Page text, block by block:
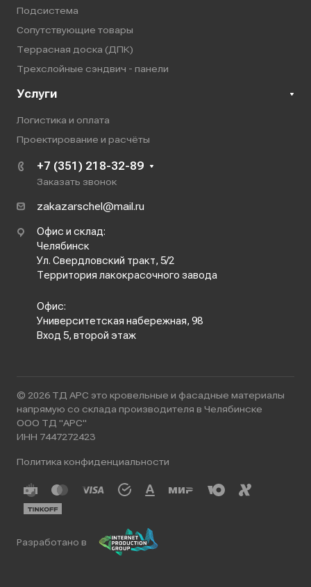
Подсистема
Сопутствующие товары
Террасная доска (ДПК)
Трехслойные сэндвич - панели
Услуги
Логистика и оплата
Проектирование и расчёты
+7 (351) 218-32-89
Заказать звонок
zakazarschel@mail.ru
Офис и склад:
Челябинск
Ул. Свердловский тракт, 5/2
Территория лакокрасочного завода
Офис:
Университетская набережная, 98
Вход 5, второй этаж
© 2026 ТД АРС это кровельные и фасадные материалы
напрямую со склада производителя в Челябинске
ООО ТД "АРС"
ИНН 7447272423
Политика конфиденциальности
Разработано в